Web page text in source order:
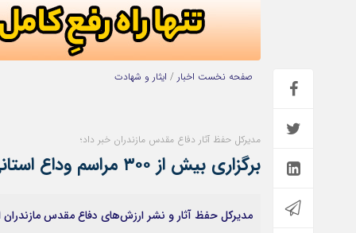
صفحه نخست اخبار / ایثار و شهادت
مدیرکل حفظ آثار دفاع مقدس مازندران خبر داد؛
برگزاری بیش از ۳۰۰ مراسم وداع استانی با شهدای گمنام در مازندران
مدیرکل حفظ آثار و نشر ارزش‌های دفاع مقدس مازندران از برگزاری بیش از ۳۰۰ مراسم وداع استانی با